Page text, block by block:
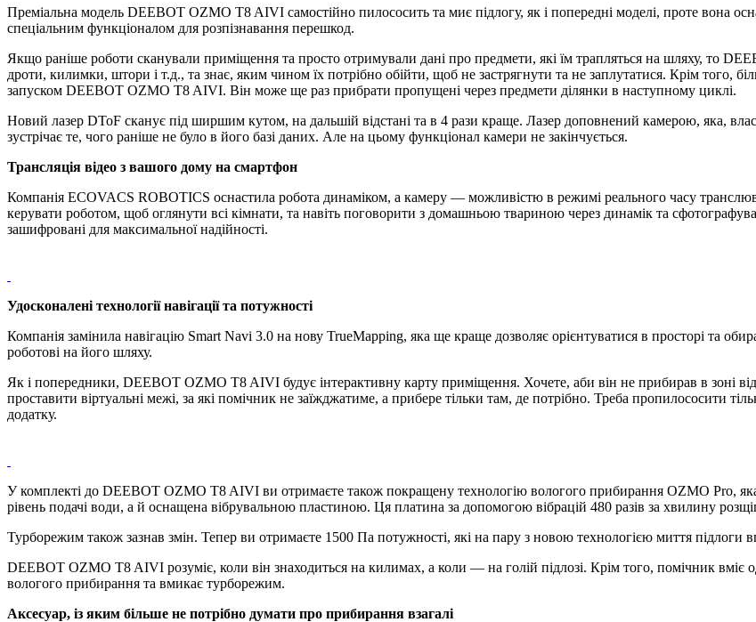
Преміальна модель DEEBOT OZMO T8 AIVI самостійно пилососить та миє підлогу, як і попередні моделі, проте вона
спеціальним функціоналом для розпізнавання перешкод.
Якщо раніше роботи сканували приміщення та просто отримували дані про предмети, які їм трапляться на шляху, то
дроти, килимки, штори і т.д., та знає, яким чином їх потрібно обійти, щоб не застрягнути та не заплутатися. Крім того,
запуском DEEBOT OZMO T8 AIVI. Він може ще раз прибрати пропущені через предмети ділянки в наступному циклі.
Новий лазер DToF сканує під ширшим кутом, на дальшій відстані та в 4 рази краще. Лазер доповнений камерою, яка,
зустрічає те, чого раніше не було в його базі даних. Але на цьому функціонал камери не закінчується.
Трансляція відео з вашого дому на смартфон
Компанія ECOVACS ROBOTICS оснастила робота динаміком, а камеру — можливістю в режимі реального часу
керувати роботом, щоб оглянути всі кімнати, та навіть поговорити з домашньою твариною через динамік та
зашифровані для максимальної надійності.
Удосконалені технології навігації та потужності
Компанія замінила навігацію Smart Navi 3.0 на нову TrueMapping, яка ще краще дозволяє орієнтуватися в просторі та
роботові на його шляху.
Як і попередники, DEEBOT OZMO T8 AIVI будує інтерактивну карту приміщення. Хочете, аби він не прибирав в зоні
проставити віртуальні межі, за які помічник не заїжджатиме, а прибере тільки там, де потрібно. Треба пропилососити
додатку.
У комплекті до DEEBOT OZMO T8 AIVI ви отримаєте також покращену технологію вологого прибирання OZMO Pro,
рівень подачі води, а й оснащена вібрувальною пластиною. Ця платина за допомогою вібрацій 480 разів за хвилину
Турборежим також зазнав змін. Тепер ви отримаєте 1500 Па потужності, які на пару з новою технологією миття підлоги
DEEBOT OZMO T8 AIVI розуміє, коли він знаходиться на килимах, а коли — на голій підлозі. Крім того, помічник
вологого прибирання та вмикає турборежим.
Аксесуар, із яким більше не потрібно думати про прибирання взагалі